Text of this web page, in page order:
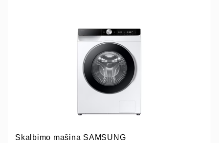
Skalbimo mašina SAMSUNG